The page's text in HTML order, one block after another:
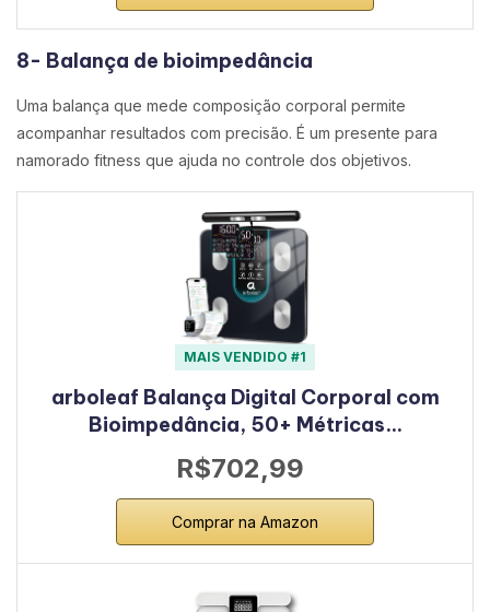
8- Balança de bioimpedância
Uma balança que mede composição corporal permite
acompanhar resultados com precisão. É um presente para
namorado fitness que ajuda no controle dos objetivos.
MAIS VENDIDO #1
arboleaf Balança Digital Corporal com
Bioimpedância, 50+ Métricas…
R$702,99
Comprar na Amazon